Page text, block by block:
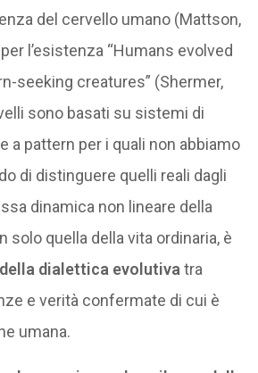
del cervello umano (Mattson,
l’esistenza “Humans evolved
seeking creatures” (Shermer,
sono basati su sistemi di
a pattern per i quali non abbiamo
di distinguere quelli reali dagli
dinamica non lineare della
solo quella della vita ordinaria, è
dialettica evolutivatra
e verità confermate di cui è
umana.